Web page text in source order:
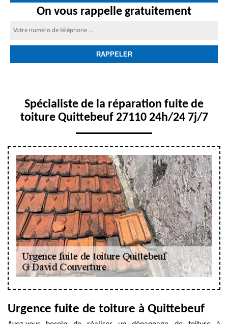
On vous rappelle gratuitement
Spécialiste de la réparation fuite de
toiture Quittebeuf 27110 24h/24 7j/7
Urgence fuite de toiture à Quittebeuf